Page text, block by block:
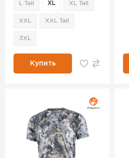
L Tall XL XL Tall
XXL XXL Tall
3XL
Купить